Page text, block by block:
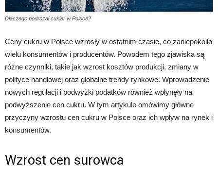
Dlaczego podrożał cukier w Polsce?
Ceny cukru w Polsce wzrosły w ostatnim czasie, co zaniepokoiło
wielu konsumentów i producentów. Powodem tego zjawiska są
różne czynniki, takie jak wzrost kosztów produkcji, zmiany w
polityce handlowej oraz globalne trendy rynkowe. Wprowadzenie
nowych regulacji i podwyżki podatków również wpłynęły na
podwyższenie cen cukru. W tym artykule omówimy główne
przyczyny wzrostu cen cukru w Polsce oraz ich wpływ na rynek i
konsumentów.
Wzrost cen surowca